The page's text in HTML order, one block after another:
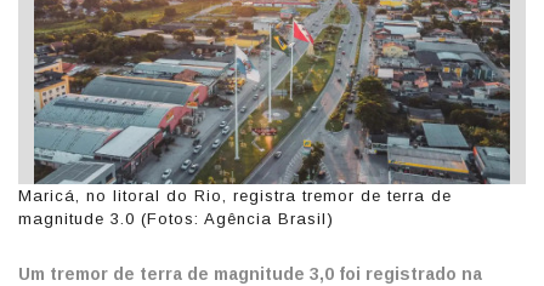
Maricá, no litoral do Rio, registra tremor de terra de
magnitude 3.0 (Fotos: Agência Brasil)
Um tremor de terra de magnitude 3,0 foi registrado na